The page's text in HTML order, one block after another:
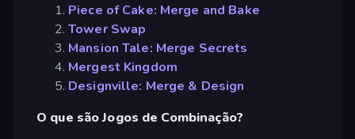
Piece of Cake: Merge and Bake
Tower Swap
Mansion Tale: Merge Secrets
Mergest Kingdom
Designville: Merge & Design
O que são Jogos de Combinação?